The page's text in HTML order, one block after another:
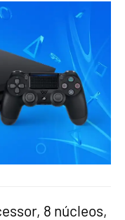
8 núcleos,